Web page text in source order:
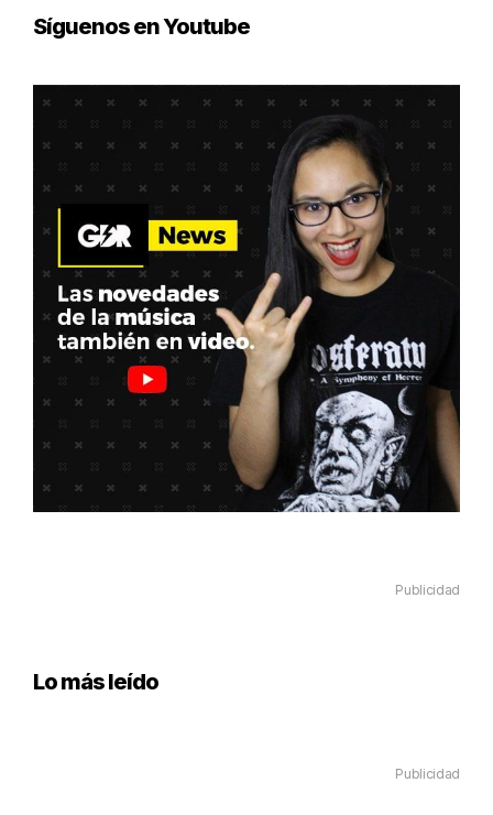
Síguenos en Youtube
Publicidad
Lo más leído
Publicidad